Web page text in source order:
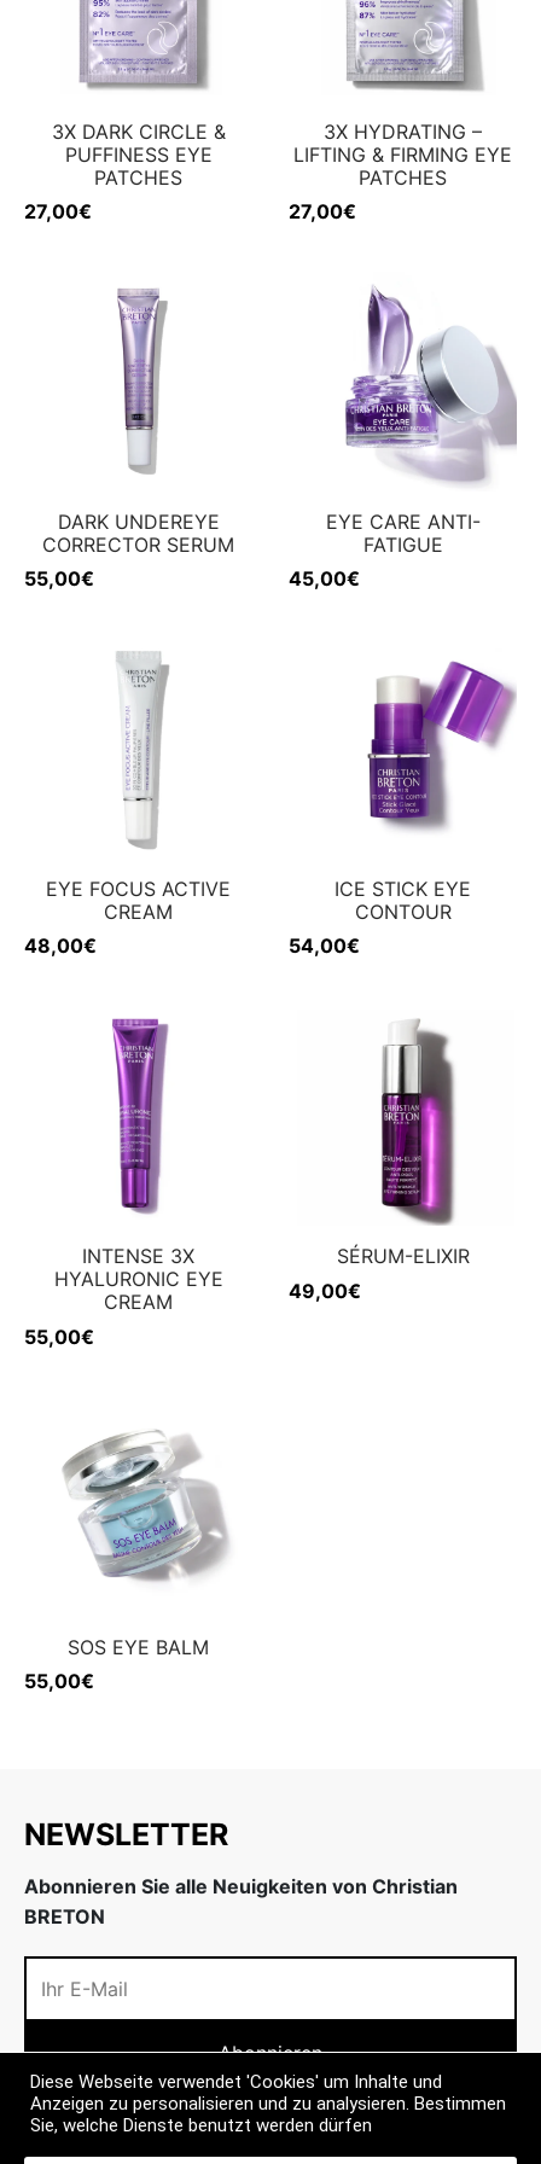
3X DARK CIRCLE &
PUFFINESS EYE
PATCHES
27,00€
3X HYDRATING –
LIFTING & FIRMING EYE
PATCHES
27,00€
DARK UNDEREYE
CORRECTOR SERUM
55,00€
EYE CARE ANTI-
FATIGUE
45,00€
EYE FOCUS ACTIVE
CREAM
48,00€
ICE STICK EYE
CONTOUR
54,00€
INTENSE 3X
HYALURONIC EYE
CREAM
55,00€
SÉRUM-ELIXIR
49,00€
SOS EYE BALM
55,00€
NEWSLETTER
Abonnieren Sie alle Neuigkeiten von Christian
BRETON
INFOS
Diese Webseite verwendet 'Cookies' um Inhalte und
Anzeigen zu personalisieren und zu analysieren. Bestimmen
Sie, welche Dienste benutzt werden dürfen